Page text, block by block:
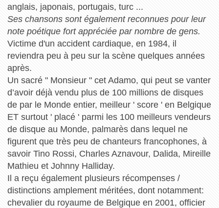
anglais, japonais, portugais, turc ...
Ses chansons sont également reconnues pour leur
note poétique fort appréciée par nombre de gens.
Victime d'un accident cardiaque, en 1984, il
reviendra peu à peu sur la scène quelques années
après.
Un sacré " Monsieur " cet Adamo, qui peut se vanter
d’avoir déjà vendu plus de 100 millions de disques
de par le Monde entier, meilleur ' score ' en Belgique
ET surtout ' placé ' parmi les 100 meilleurs vendeurs
de disque au Monde, palmarès dans lequel ne
figurent que très peu de chanteurs francophones, à
savoir Tino Rossi, Charles Aznavour, Dalida, Mireille
Mathieu et Johnny Halliday.
Il a reçu également plusieurs récompenses /
distinctions amplement méritées, dont notamment:
chevalier du royaume de Belgique en 2001, officier